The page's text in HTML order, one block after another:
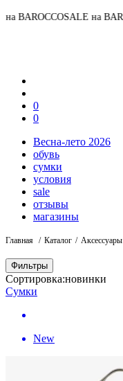
SALE на BAROCCO
0
0
Весна-лето 2026
обувь
сумки
условия
sale
отзывы
магазины
Главная Каталог Аксессуары
Фильтры
Сортировка:новинки
Сумки
New